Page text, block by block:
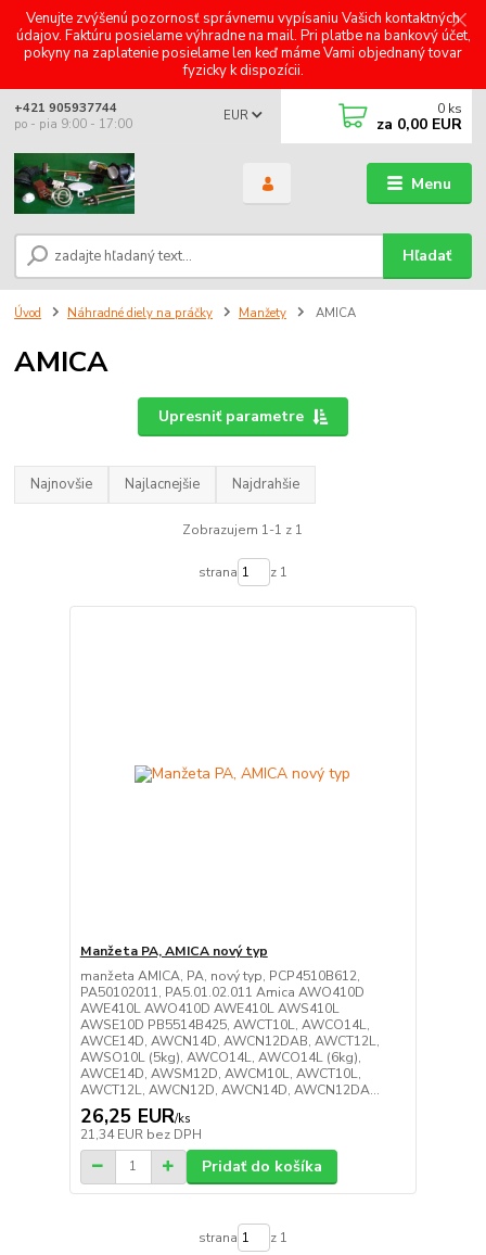
Venujte zvýšenú pozornosť správnemu vypísaniu Vašich kontaktných
údajov. Faktúru posielame výhradne na mail. Pri platbe na bankový účet,
pokyny na zaplatenie posielame len keď máme Vami objednaný tovar
fyzicky k dispozícii.
Menu
EUR
Hľadať
+421 905937744
po - pia 9:00 - 17:00
0 ks
za 0,00 EUR
Úvod Náhradné diely na práčky Manžety AMICA
AMICA
Upresniť parametre
Najnovšie Najlacnejšie Najdrahšie
Zobrazujem 1-1 z 1
strana z 1
Manžeta PA, AMICA nový typ
manžeta AMICA, PA, nový typ, PCP4510B612,
PA50102011, PA5.01.02.011 Amica AWO410D
AWE410L AWO410D AWE410L AWS410L
AWSE10D PB5514B425, AWCT10L, AWCO14L,
AWCE14D, AWCN14D, AWCN12DAB, AWCT12L,
AWSO10L (5kg), AWCO14L, AWCO14L (6kg),
AWCE14D, AWSM12D, AWCM10L, AWCT10L,
AWCT12L, AWCN12D, AWCN14D, AWCN12DA...
26,25 EUR/ks
21,34 EUR bez DPH
Pridať do košíka
strana z 1